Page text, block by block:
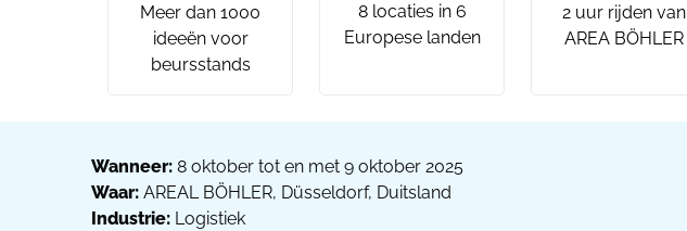
Meer dan 1000
ideeën voor
beursstands
8 locaties in 6
Europese landen
2 uur rijden van
AREA BÖHLER
Wanneer: 8 oktober tot en met 9 oktober 2025
Waar: AREAL BÖHLER, Düsseldorf, Duitsland
Industrie: Logistiek